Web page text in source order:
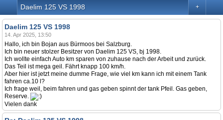
+
Daelim 125 VS 1998
Daelim 125 VS 1998
14. Apr 2025, 13:50
Hallo, ich bin Bojan aus Bürmoos bei Salzburg.
Ich bin neuer stolzer Besitzer von Daelim 125 VS, bj 1998.
Ich wollte einfach Auto km sparen von zuhause nach der Arbeit und zurück.
Das Teil ist mega geil. Fährt knapp 100 km/h.
Aber hier ist jetzt meine dumme Frage, wie viel km kann ich mit einem Tank
fahren ca.10 l?
Ich frage weil, beim fahren und gas geben spinnt der tank Pfeil. Gas geben,
Reserve.
Vielen dank